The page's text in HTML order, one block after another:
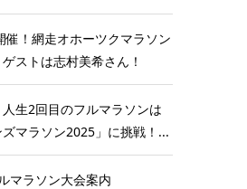
催！網走オホーツクマラソン
ストは志村美希さん！
人生2回目のフルマラソンは
ズマラソン2025」に挑戦！...
マラソン大会案内